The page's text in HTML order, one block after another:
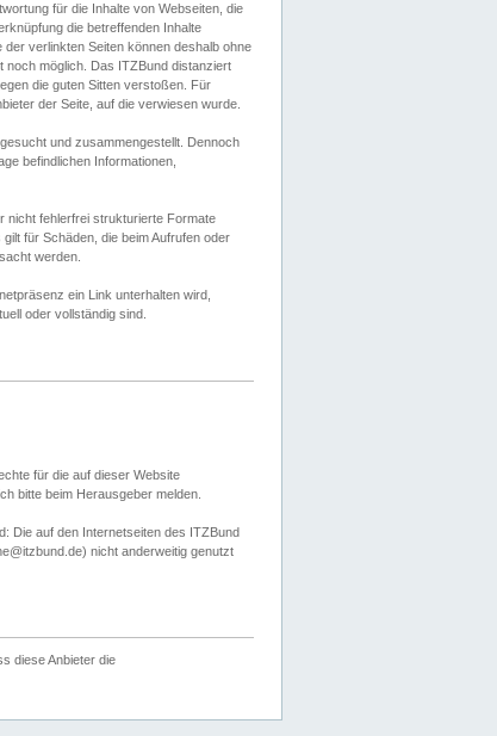
für die Inhalte von Webseiten, die
die betreffenden Inhalte
verlinkten Seiten können deshalb ohne
noch möglich. Das ITZBund distanziert
die guten Sitten verstoßen. Für
der Seite, auf die verwiesen wurde.
und zusammengestellt. Dennoch
befindlichen Informationen,
nicht fehlerfrei strukturierte Formate
für Schäden, die beim Aufrufen oder
werden.
ein Link unterhalten wird,
oder vollständig sind.
für die auf dieser Website
bitte beim Herausgeber melden.
Die auf den Internetseiten des ITZBund
nicht anderweitig genutzt
diese Anbieter die